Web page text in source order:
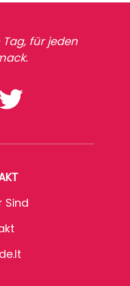
Tag, für jeden
Sind